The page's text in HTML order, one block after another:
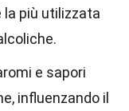
più utilizzata
e sapori
influenzando il